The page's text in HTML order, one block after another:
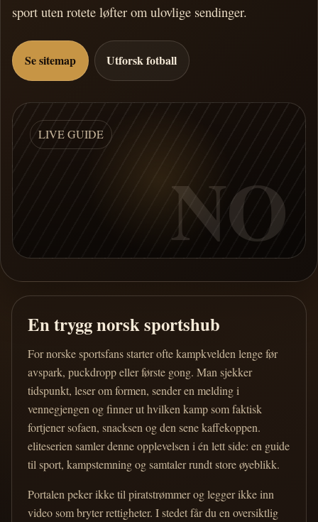
sport uten rotete løfter om ulovlige sendinger.
Se sitemap Utforsk fotball
LIVE GUIDE
NO
En trygg norsk sportshub
For norske sportsfans starter ofte kampkvelden lenge før
avspark, puckdropp eller første gong. Man sjekker
tidspunkt, leser om formen, sender en melding i
vennegjengen og finner ut hvilken kamp som faktisk
fortjener sofaen, snacksen og den sene kaffekoppen.
eliteserien samler denne opplevelsen i én lett side: en guide
til sport, kampstemning og samtaler rundt store øyeblikk.
Portalen peker ikke til piratstrømmer og legger ikke inn
video som bryter rettigheter. I stedet får du en oversiktlig